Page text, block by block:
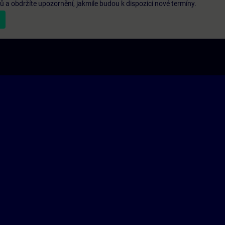
a obdržíte upozornění, jakmile budou k dispozici nové termíny.